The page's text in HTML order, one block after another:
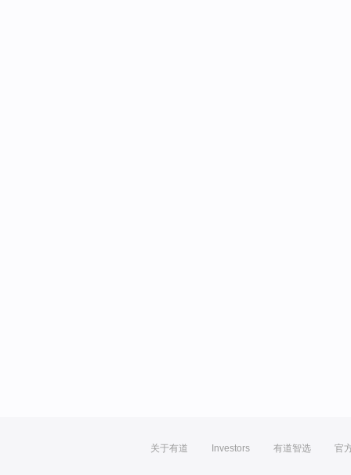
关于有道 Investors 有道智选 官